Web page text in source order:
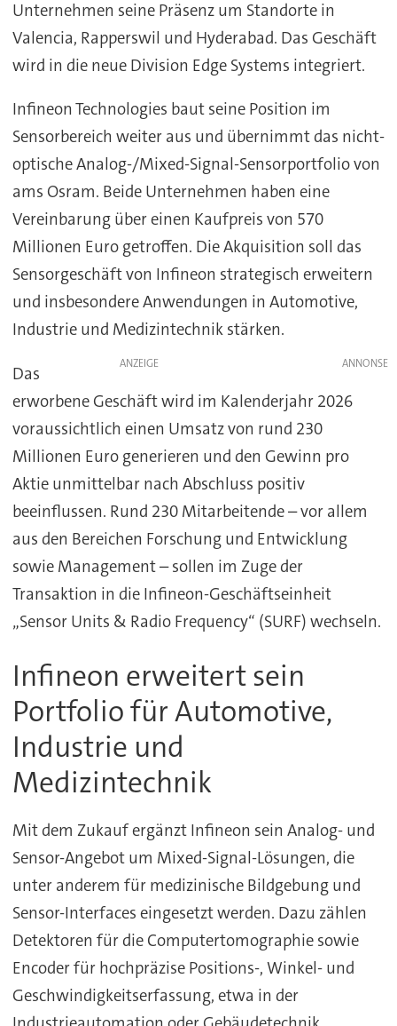
Unternehmen seine Präsenz um Standorte in
Valencia, Rapperswil und Hyderabad. Das Geschäft
wird in die neue Division Edge Systems integriert.
Infineon Technologies baut seine Position im
Sensorbereich weiter aus und übernimmt das nicht-
optische Analog-/Mixed-Signal-Sensorportfolio von
ams Osram. Beide Unternehmen haben eine
Vereinbarung über einen Kaufpreis von 570
Millionen Euro getroffen. Die Akquisition soll das
Sensorgeschäft von Infineon strategisch erweitern
und insbesondere Anwendungen in Automotive,
Industrie und Medizintechnik stärken.
ANZEIGE
Das
erworbene Geschäft wird im Kalenderjahr 2026
voraussichtlich einen Umsatz von rund 230
Millionen Euro generieren und den Gewinn pro
Aktie unmittelbar nach Abschluss positiv
beeinflussen. Rund 230 Mitarbeitende – vor allem
aus den Bereichen Forschung und Entwicklung
sowie Management – sollen im Zuge der
Transaktion in die Infineon-Geschäftseinheit
„Sensor Units & Radio Frequency“ (SURF) wechseln.
Infineon erweitert sein
Portfolio für Automotive,
Industrie und
Medizintechnik
Mit dem Zukauf ergänzt Infineon sein Analog- und
Sensor-Angebot um Mixed-Signal-Lösungen, die
unter anderem für medizinische Bildgebung und
Sensor-Interfaces eingesetzt werden. Dazu zählen
Detektoren für die Computertomographie sowie
Encoder für hochpräzise Positions-, Winkel- und
Geschwindigkeitserfassung, etwa in der